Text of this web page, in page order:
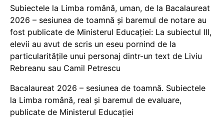
Subiectele la Limba română, uman, de la Bacalaureat
2026 – sesiunea de toamnă și baremul de notare au
fost publicate de Ministerul Educației: La subiectul III,
elevii au avut de scris un eseu pornind de la
particularitățile unui personaj dintr-un text de Liviu
Rebreanu sau Camil Petrescu
Bacalaureat 2026 – sesiunea de toamnă. Subiectele
la Limba română, real și baremul de evaluare,
publicate de Ministerul Educației